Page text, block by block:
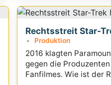
meistern?
Rechtsstreit Star-
Produktion
2016 klagten
gegen die
Fanfilmes. Wie ist der